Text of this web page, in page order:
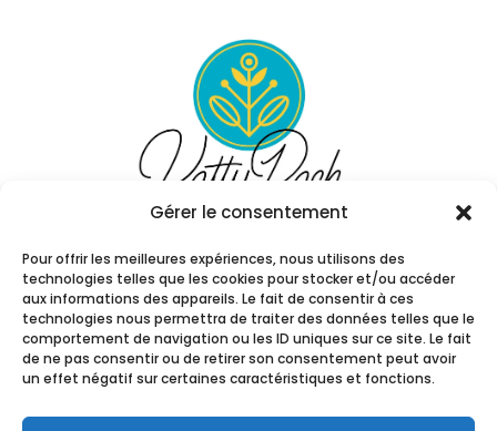
Gérer le consentement
Pour offrir les meilleures expériences, nous utilisons des
technologies telles que les cookies pour stocker et/ou accéder
aux informations des appareils. Le fait de consentir à ces
technologies nous permettra de traiter des données telles que le
comportement de navigation ou les ID uniques sur ce site. Le fait
de ne pas consentir ou de retirer son consentement peut avoir
un effet négatif sur certaines caractéristiques et fonctions.